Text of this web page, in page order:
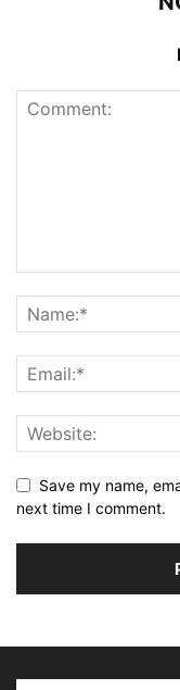
Save my name,
next time I comment.